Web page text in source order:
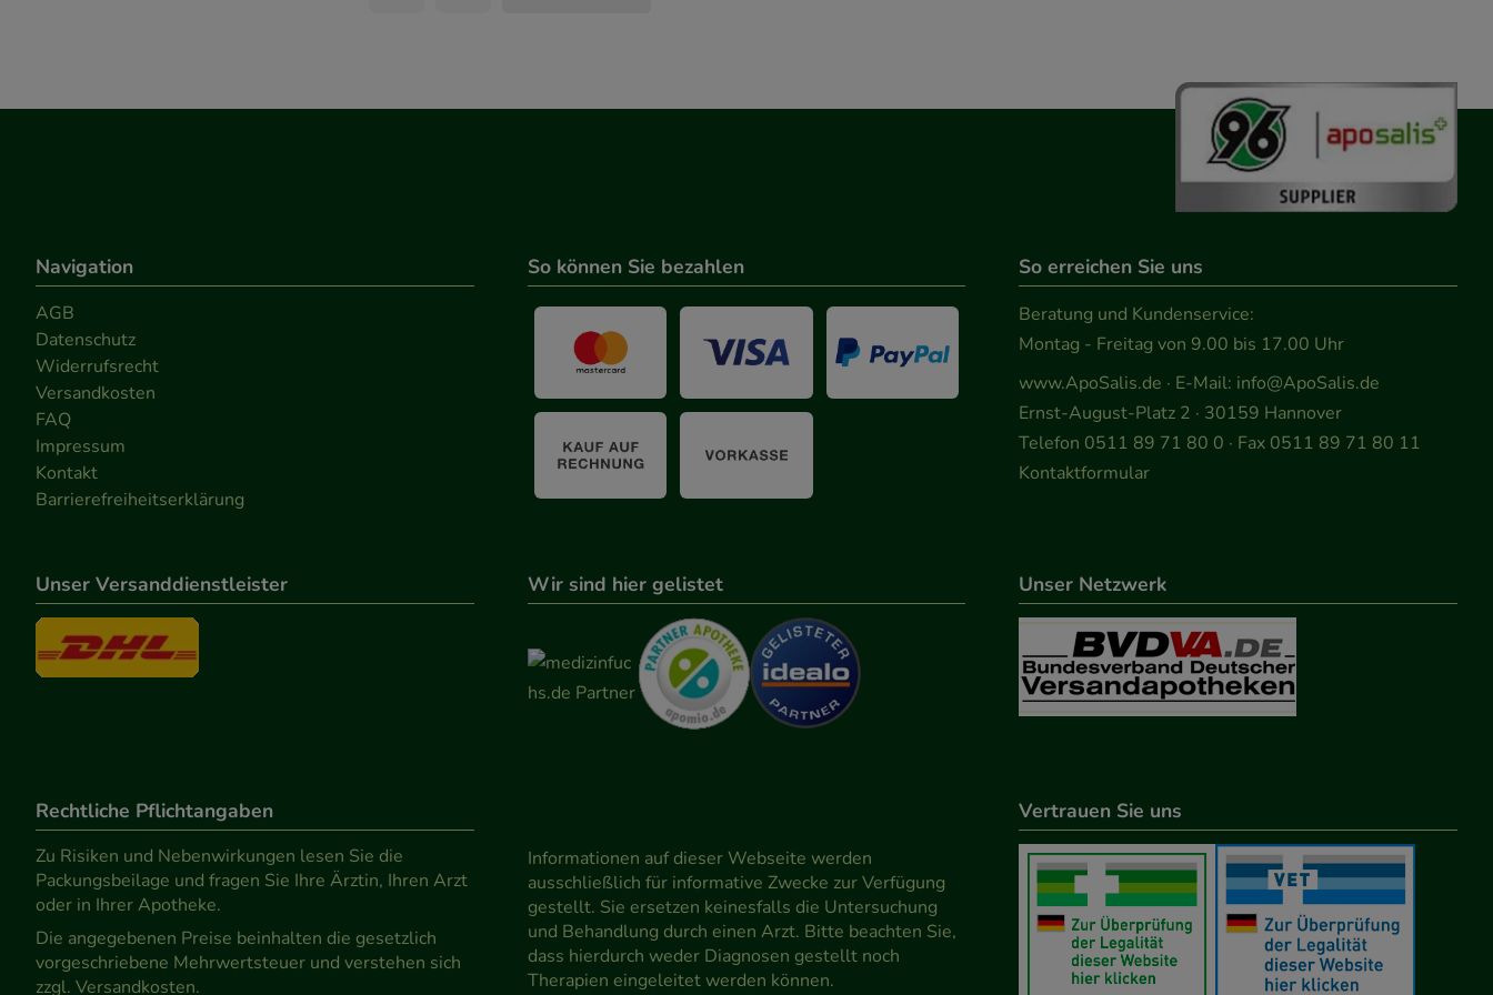
Navigation
AGB
Datenschutz
Widerrufsrecht
Versandkosten
FAQ
Impressum
Kontakt
Barrierefreiheitserklärung
So können Sie bezahlen So erreichen Sie uns
Beratung und Kundenservice:
Montag - Freitag von 9.00 bis 17.00 Uhr
www.ApoSalis.de · E-Mail: info@ApoSalis.de
Ernst-August-Platz 2 · 30159 Hannover
Telefon 0511 89 71 80 0 · Fax 0511 89 71 80 11
Kontaktformular
Unser Versanddienstleister Wir sind hier gelistet Unser Netzwerk
Rechtliche Pflichtangaben
Zu Risiken und Nebenwirkungen lesen Sie die
Packungsbeilage und fragen Sie Ihre Ärztin, Ihren Arzt
oder in Ihrer Apotheke.
Die angegebenen Preise beinhalten die gesetzlich
vorgeschriebene Mehrwertsteuer und verstehen sich
zzgl. Versandkosten.
Informationen auf dieser Webseite werden
ausschließlich für informative Zwecke zur Verfügung
gestellt. Sie ersetzen keinesfalls die Untersuchung
und Behandlung durch einen Arzt. Bitte beachten Sie,
dass hierdurch weder Diagnosen gestellt noch
Therapien eingeleitet werden können.
Vertrauen Sie uns